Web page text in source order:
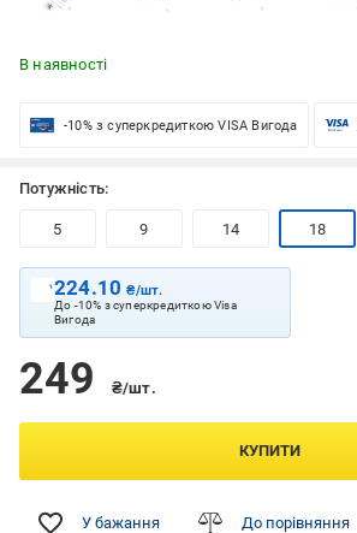
В наявності
-10% з суперкредиткою VISA Вигода
Потужність:
5 9 14 18
224.10₴/шт.
До -10% з суперкредиткою Visa
Вигода
249 ₴/шт.
КУПИТИ
У бажання До порівняння